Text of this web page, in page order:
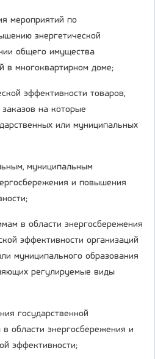
мероприятий по
энергетической
общего имущества
в многоквартирном доме;
эффективности товаров,
на которые
или муниципальных
муниципальным
и повышения
в области энергосбережения
эффективности организаций
муниципального образования
регулируемые виды
государственной
области энергосбережения и
эффективности;